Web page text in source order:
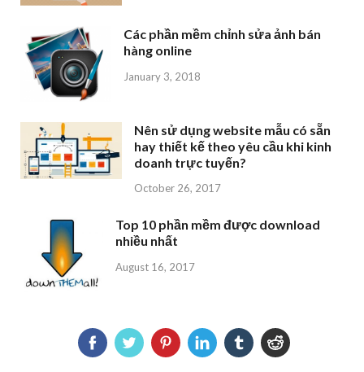
Các phần mềm chỉnh sửa ảnh bán
hàng online
January 3, 2018
Nên sử dụng website mẫu có sẵn
hay thiết kế theo yêu cầu khi kinh
doanh trực tuyến?
October 26, 2017
Top 10 phần mềm được download
nhiều nhất
August 16, 2017